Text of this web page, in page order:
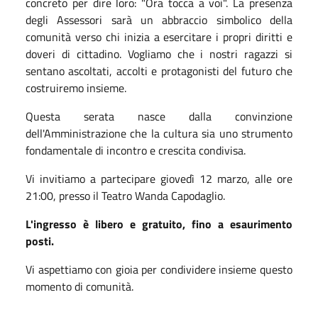
degli Assessori sarà un abbraccio simbolico della
comunità verso chi inizia a esercitare i propri diritti e
doveri di cittadino. Vogliamo che i nostri ragazzi si
sentano ascoltati, accolti e protagonisti del futuro che
costruiremo insieme.
Questa serata nasce dalla convinzione
dell'Amministrazione che la cultura sia uno strumento
fondamentale di incontro e crescita condivisa.
Vi invitiamo a partecipare giovedì 12 marzo, alle ore
21:00, presso il Teatro Wanda Capodaglio.
L'ingresso è libero e gratuito, fino a esaurimento
posti.
Vi aspettiamo con gioia per condividere insieme questo
momento di comunità.